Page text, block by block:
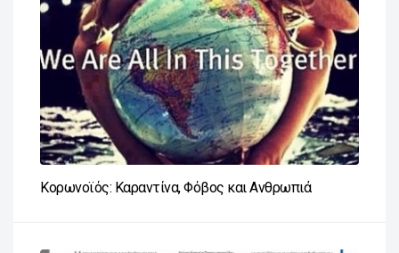
Κορωνοϊός: Καραντίνα, Φόβος και Ανθρωπιά